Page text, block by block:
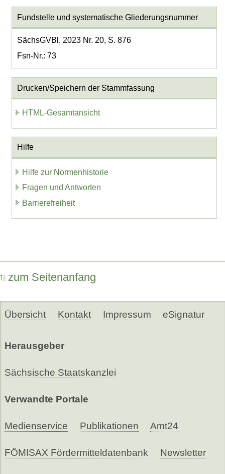
Fundstelle und systematische Gliederungsnummer
SächsGVBl. 2023 Nr. 20, S. 876
Fsn-Nr.: 73
Drucken/Speichern der Stammfassung
HTML-Gesamtansicht
Hilfe
Hilfe zur Normenhistorie
Fragen und Antworten
Barrierefreiheit
zum Seitenanfang
Übersicht Kontakt Impressum eSignatur
Herausgeber
Sächsische Staatskanzlei
Verwandte Portale
Medienservice Publikationen Amt24
FÖMISAX Fördermitteldatenbank Newsletter